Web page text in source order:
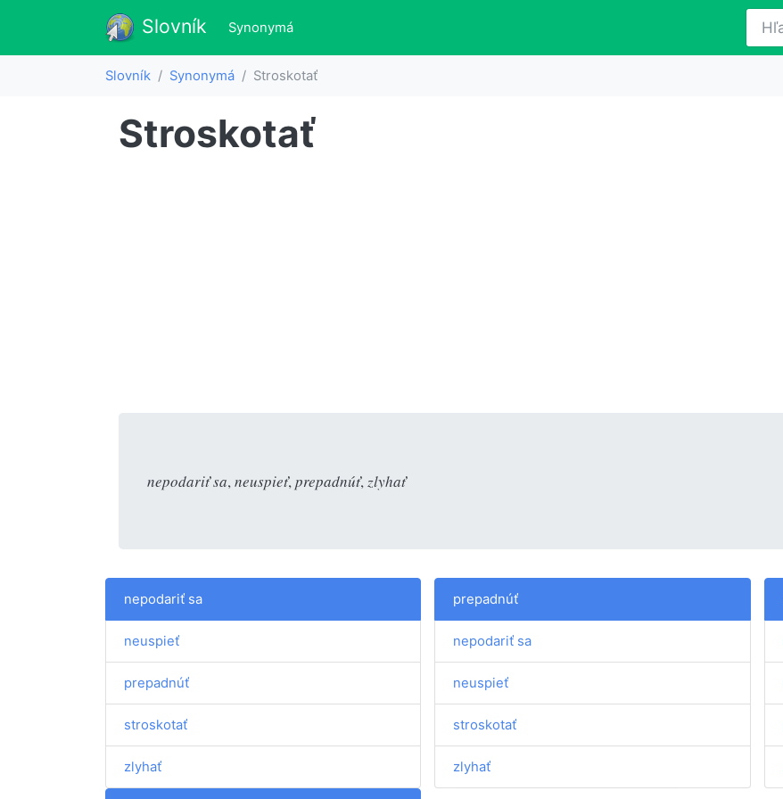
Slovník Slovník
Synonymá(aktualne)
Slovník Synonymá Stroskotať
Stroskotať
nepodariť sa, neuspieť, prepadnúť, zlyhať
nepodariť sa
neuspieť
prepadnúť
stroskotať
zlyhať
prepadnúť
nepodariť sa
neuspieť
stroskotať
zlyhať